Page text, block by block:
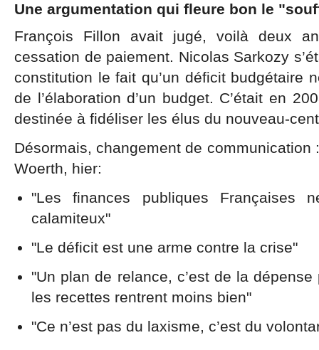
Une argumentation qui fleure bon le
François Fillon avait jugé, voilà deux
cessation de paiement. Nicolas Sarkozy
constitution le fait qu’un déficit budgétaire
de l’élaboration d’un budget. C’était en
destinée à fidéliser les élus du nouveau-
Désormais, changement de
Woerth, hier:
"Les finances publiques
calamiteux"
"Le déficit est une arme contre la crise"
"Un plan de relance, c’est de la
les recettes rentrent moins bien"
"Ce n’est pas du laxisme, c’est du